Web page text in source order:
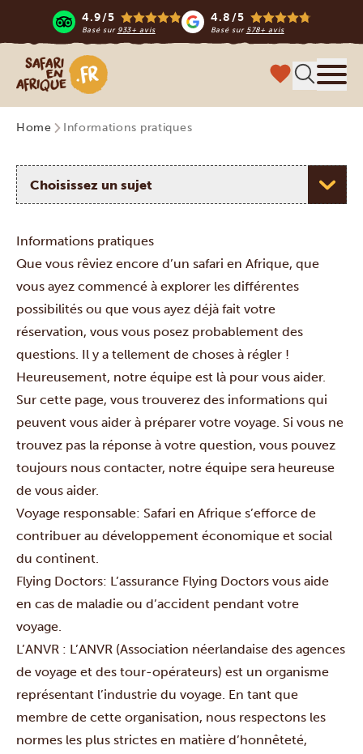
4.9/5
Basé sur 933+ avis
4.8/5
Basé sur 578+ avis
Safari en Afrique
Home Informations pratiques
Choisissez un sujet
Informations pratiques
Que vous rêviez encore d’un safari en Afrique, que
vous ayez commencé à explorer les différentes
possibilités ou que vous ayez déjà fait votre
réservation, vous vous posez probablement des
questions. Il y a tellement de choses à régler !
Heureusement, notre équipe est là pour vous aider.
Sur cette page, vous trouverez des informations qui
peuvent vous aider à préparer votre voyage. Si vous ne
trouvez pas la réponse à votre question, vous pouvez
toujours nous contacter, notre équipe sera heureuse
de vous aider.
Voyage responsable: Safari en Afrique s’efforce de
contribuer au développement économique et social
du continent.
Flying Doctors: L’assurance Flying Doctors vous aide
en cas de maladie ou d’accident pendant votre
voyage.
L’ANVR : L’ANVR (Association néerlandaise des agences
de voyage et des tour-opérateurs) est un organisme
représentant l’industrie du voyage. En tant que
membre de cette organisation, nous respectons les
normes les plus strictes en matière d’honnêteté,